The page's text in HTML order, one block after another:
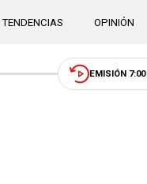
TENDENCIAS OPINIÓN
EMISIÓN 7:00